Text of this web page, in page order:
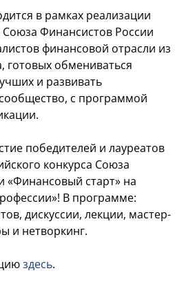
в рамках реализации
Союза Финансистов России
финансовой отрасли из
готовых обмениваться
и развивать
с программой
победителей и лауреатов
конкурса Союза
«Финансовый старт» на
В программе:
дискуссии, лекции, мастер-
и нетворкинг.
здесь.